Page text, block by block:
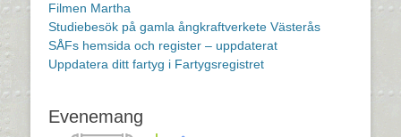
Filmen Martha
Studiebesök på gamla ångkraftverkete Västerås
SÅFs hemsida och register – uppdaterat
Uppdatera ditt fartyg i Fartygsregistret
Evenemang